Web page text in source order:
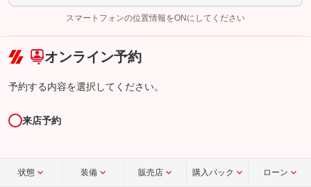
こちら
スマートフォンの位置情報をONにしてください
オンライン予約
予約する内容を選択してください。
来店予約
状態 装備 販売店 購入パック ローン